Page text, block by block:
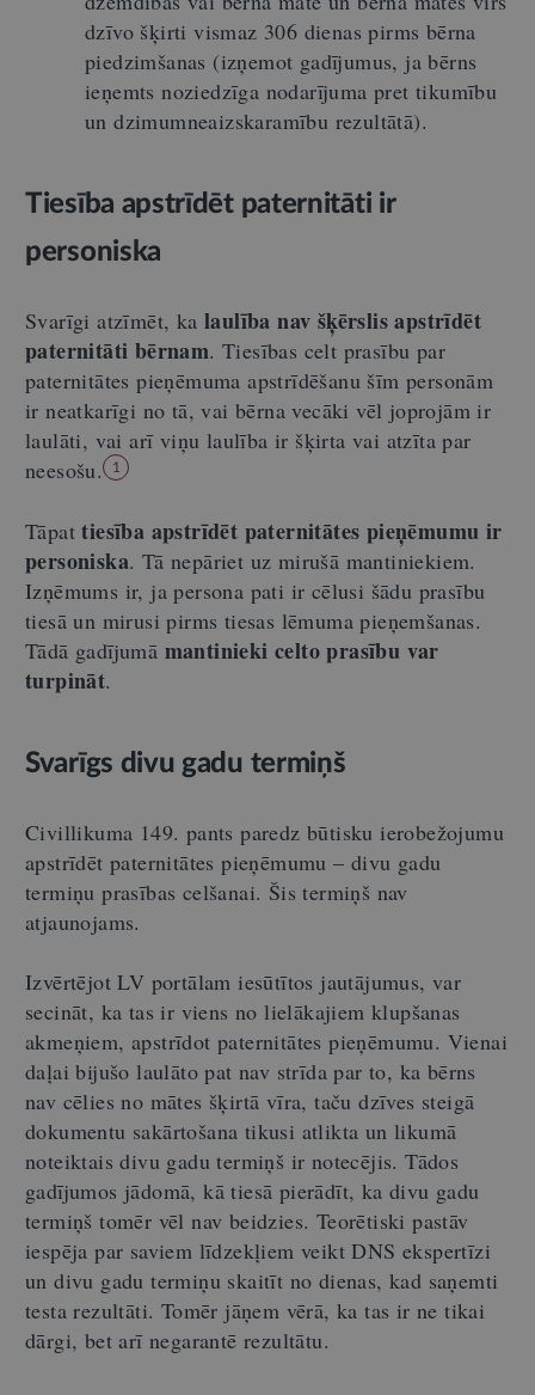
dzīvo šķirti vismaz 306 dienas pirms bērna
piedzimšanas (izņemot gadījumus, ja bērns
ieņemts noziedzīga nodarījuma pret tikumību
un dzimumneaizskaramību rezultātā).
Tiesība apstrīdēt paternitāti ir
personiska
Svarīgi atzīmēt, ka laulība nav šķērslis apstrīdēt
paternitāti bērnam. Tiesības celt prasību par
paternitātes pieņēmuma apstrīdēšanu šīm personām
ir neatkarīgi no tā, vai bērna vecāki vēl joprojām ir
laulāti, vai arī viņu laulība ir šķirta vai atzīta par
neesošu.
1
Tāpattiesība apstrīdēt paternitātes pieņēmumu ir
personiska. Tā nepāriet uz mirušā mantiniekiem.
Izņēmums ir, ja persona pati ir cēlusi šādu prasību
tiesā un mirusi pirms tiesas lēmuma pieņemšanas.
Tādā gadījumā mantinieki celto prasību var
turpināt.
Svarīgs divu gadu termiņš
Civillikuma 149. pants paredz būtisku ierobežojumu
apstrīdēt paternitātes pieņēmumu – divu gadu
termiņu prasības celšanai. Šis termiņš nav
atjaunojams.
Izvērtējot LV portālam iesūtītos jautājumus, var
secināt, ka tas ir viens no lielākajiem klupšanas
akmeņiem, apstrīdot paternitātes pieņēmumu. Vienai
daļai bijušo laulāto pat nav strīda par to, ka bērns
nav cēlies no mātes šķirtā vīra, taču dzīves steigā
dokumentu sakārtošana tikusi atlikta un likumā
noteiktais divu gadu termiņš ir notecējis. Tādos
gadījumos jādomā, kā tiesā pierādīt, ka divu gadu
termiņš tomēr vēl nav beidzies. Teorētiski pastāv
iespēja par saviem līdzekļiem veikt DNS ekspertīzi
un divu gadu termiņu skaitīt no dienas, kad saņemti
testa rezultāti. Tomēr jāņem vērā, ka tas ir ne tikai
dārgi, bet arī negarantē rezultātu.